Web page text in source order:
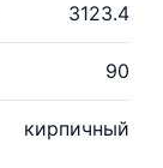
3123.4
90
кирпичный